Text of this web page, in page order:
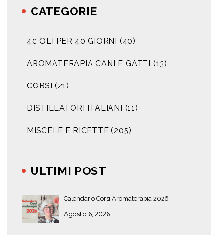
CATEGORIE
40 OLI PER 40 GIORNI (40)
AROMATERAPIA CANI E GATTI (13)
CORSI (21)
DISTILLATORI ITALIANI (11)
MISCELE E RICETTE (205)
ULTIMI POST
Calendario Corsi Aromaterapia 2026
Agosto 6, 2026